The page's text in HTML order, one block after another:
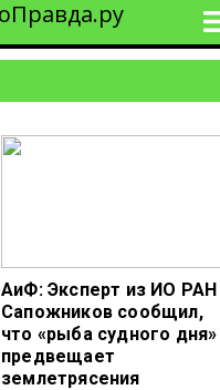
АиФ: Эксперт из ИО РАН
Сапожников сообщил,
что «рыба судного дня»
предвещает
землетрясения